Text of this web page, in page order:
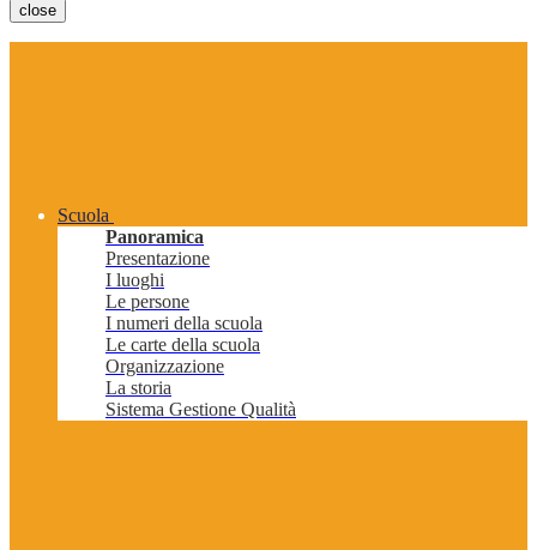
close
Scuola
Panoramica
Presentazione
I luoghi
Le persone
I numeri della scuola
Le carte della scuola
Organizzazione
La storia
Sistema Gestione Qualità